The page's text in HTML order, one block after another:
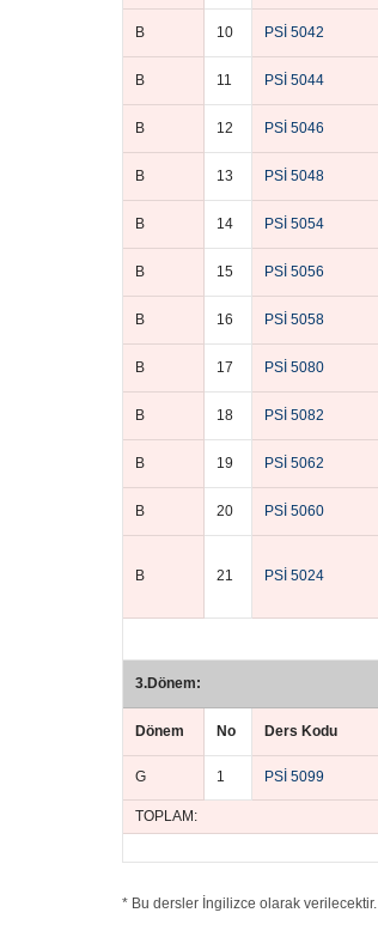
B 10 PSİ 5042
B 11 PSİ 5044
B 12 PSİ 5046
B 13 PSİ 5048
B 14 PSİ 5054
B 15 PSİ 5056
B 16 PSİ 5058
B 17 PSİ 5080
B 18 PSİ 5082
B 19 PSİ 5062
B 20 PSİ 5060
B 21 PSİ 5024
3.Dönem:
Dönem No Ders Kodu
G 1 PSİ 5099
TOPLAM:
* Bu dersler İngilizce olarak verilecektir.